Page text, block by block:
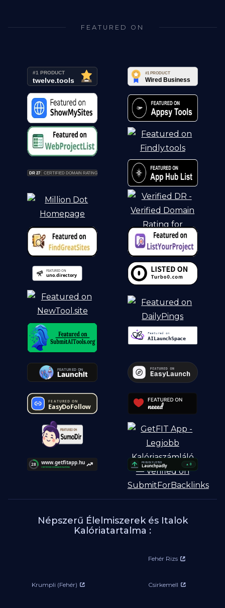
FEATURED ON
Népszerű Élelmiszerek és Italok
Kalóriatartalma :
Fehér Rizs
Krumpli (Fehér) Csirkemell